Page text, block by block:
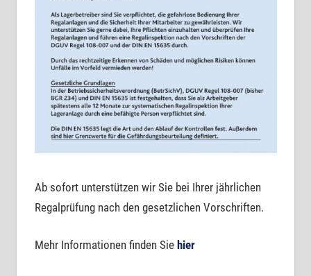
Ab sofort unterstützen wir Sie bei Ihrer jährlichen
Regalprüfung nach den gesetzlichen Vorschriften.
Mehr Informationen finden Sie hier